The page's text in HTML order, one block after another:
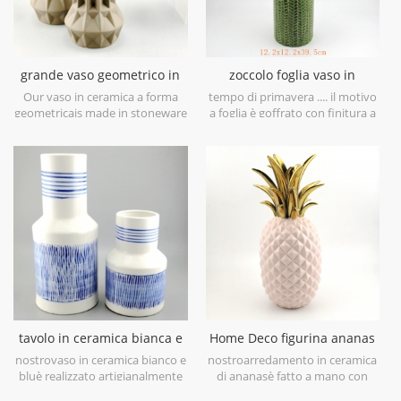
grande vaso geometrico in
ceramica marrone set di 3
Our vaso in ceramica a forma
geometricais made in stoneware
geometric shapes,it is hand-
crafted with three sizes
assorted,very nice fit with your
modern furniture.
zoccolo foglia vaso in
ceramica verde lime
tempo di primavera .... il motivo
a foglia è goffrato con finitura a
realizzato in gres porcellanato in
Cina, ottieni più umore
primaverile prova questovaso in
ceramica verde lime.
tavolo in ceramica bianca e
blu dipinto a mano vaso
nostrovaso in ceramica bianco e
bluè realizzato artigianalmente
Home Deco figurina ananas
placcata oro galvanica oro
nostroarredamento in ceramica
di ananasè fatto a mano con